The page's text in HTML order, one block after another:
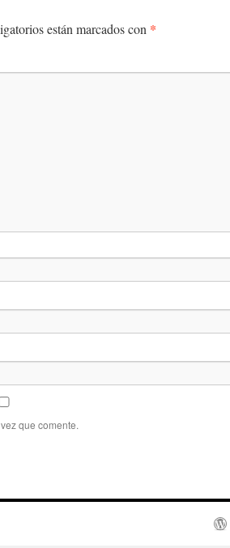
están marcados con *
que comente.